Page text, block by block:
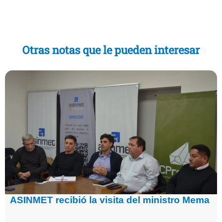
Otras notas que le pueden interesar
ASINMET recibió la visita del ministro Mema